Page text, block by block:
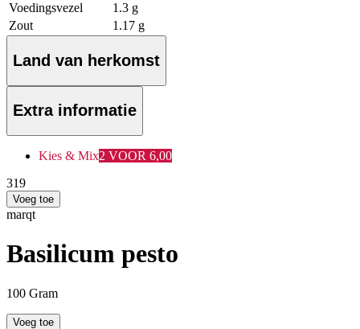
Voedingsvezel
1.3 g
Zout
1.17 g
Land van herkomst
Extra informatie
Kies & Mix2 VOOR 6,00
319
Voeg toe
marqt
Basilicum pesto
100 Gram
Voeg toe